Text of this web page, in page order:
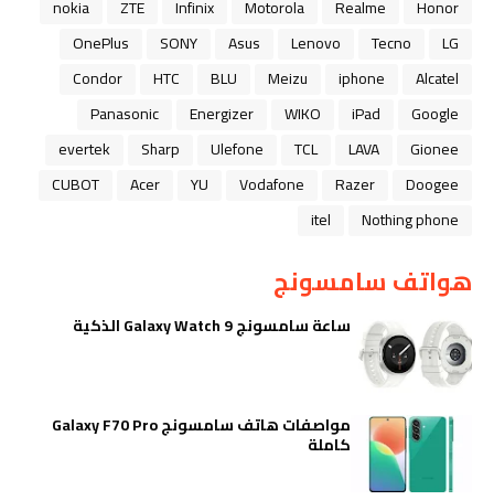
Honor
Realme
Motorola
Infinix
ZTE
nokia
LG
Tecno
Lenovo
Asus
SONY
OnePlus
Alcatel
iphone
Meizu
BLU
HTC
Condor
Google
iPad
WIKO
Energizer
Panasonic
Gionee
LAVA
TCL
Ulefone
Sharp
evertek
Doogee
Razer
Vodafone
YU
Acer
CUBOT
Nothing phone
itel
هواتف سامسونج
ساعة سامسونج Galaxy Watch 9 الذكية
مواصفات هاتف سامسونج Galaxy F70 Pro
كاملة